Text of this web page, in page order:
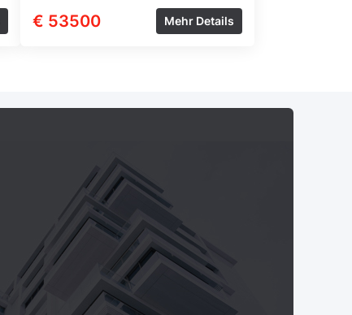
€ 53500 Mehr Details